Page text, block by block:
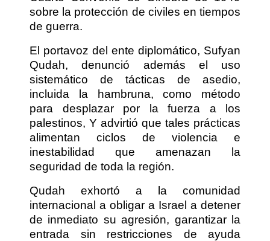
sobre la protección de civiles en tiempos
de guerra.
El portavoz del ente diplomático, Sufyan
Qudah, denunció además el uso
sistemático de tácticas de asedio,
incluida la hambruna, como método
para desplazar por la fuerza a los
palestinos, Y advirtió que tales prácticas
alimentan ciclos de violencia e
inestabilidad que amenazan la
seguridad de toda la región.
Qudah exhortó a la comunidad
internacional a obligar a Israel a detener
de inmediato su agresión, garantizar la
entrada sin restricciones de ayuda